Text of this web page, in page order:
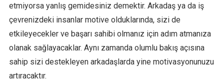
etmiyorsa yanlış gemidesiniz demektir. Arkadaş ya da iş
çevrenizdeki insanlar motive olduklarında, sizi de
etkileyecekler ve başarı sahibi olmanız için adım atmanıza
olanak sağlayacaklar. Aynı zamanda olumlu bakış açısına
sahip sizi destekleyen arkadaşlarda yine motivasyonunuzu
artıracaktır.